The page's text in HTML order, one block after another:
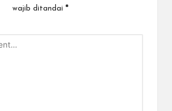
wajib ditandai *